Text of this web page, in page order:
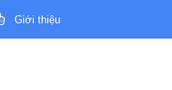
Giới thiệu